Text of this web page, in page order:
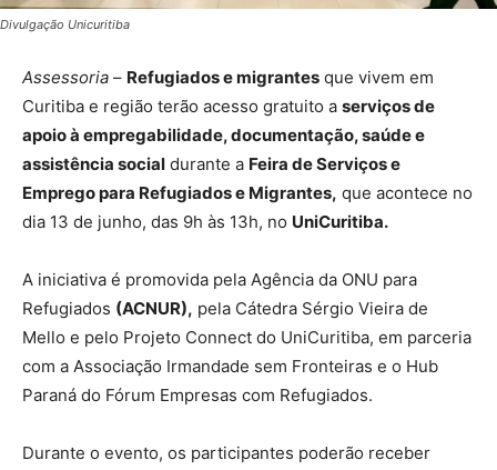
Divulgação Unicuritiba
Assessoria – Refugiados e migrantes que vivem em
Curitiba e região terão acesso gratuito a serviços de
apoio à empregabilidade, documentação, saúde e
assistência social durante a Feira de Serviços e
Emprego para Refugiados e Migrantes, que acontece no
dia 13 de junho, das 9h às 13h, no UniCuritiba.
A iniciativa é promovida pela Agência da ONU para
Refugiados (ACNUR), pela Cátedra Sérgio Vieira de
Mello e pelo Projeto Connect do UniCuritiba, em parceria
com a Associação Irmandade sem Fronteiras e o Hub
Paraná do Fórum Empresas com Refugiados.
Durante o evento, os participantes poderão receber